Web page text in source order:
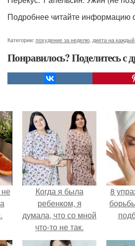
Подробнее читайте информацию
Категории: похудение за неделю диета на
Понравилось? Поделитесь с
Когда я была
ребенком, я
думала, что со мной
что-то не так.
8